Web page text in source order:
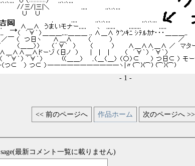
- 1 -
<< 前のページへ 作品ホーム 次のページへ >>
sage(最新コメント一覧に載りません)